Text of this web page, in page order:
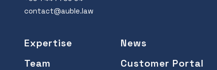
contact@auble.law
Expertise
News
Team
Customer Portal